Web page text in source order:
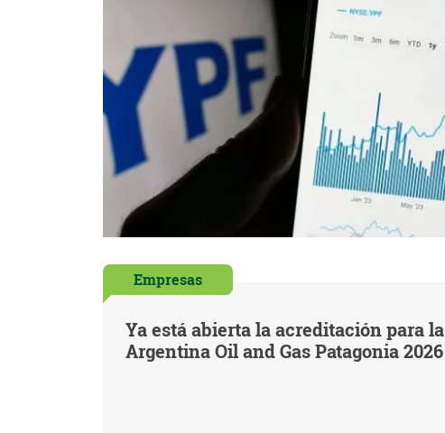
Empresas
Ya está abierta la acreditación para la
Argentina Oil and Gas Patagonia 2026